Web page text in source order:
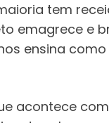
tem
emagrece e
ensina
acontece